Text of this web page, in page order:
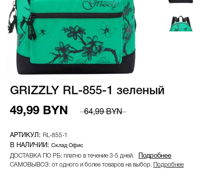
GRIZZLY RL-855-1 зеленый
49,99 BYN
64,99 BYN
RL-855-1
Склад Офис
ДОСТАВКА ПО РБ: платно в течение 3-5 дней. Подробнее
САМОВЫВОЗ: от одного и более товаров на выбор. Подробнее